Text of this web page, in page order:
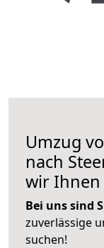
Umzug
nach
wir
Bei uns sind
zuverlässige
suchen!